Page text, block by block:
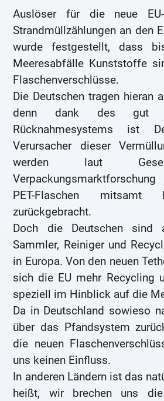
Auslöser für die neue EU-
Strandmüllzählungen an den
wurde festgestellt, dass
Meeresabfälle Kunststoffe
Flaschenverschlüsse.
Die Deutschen tragen hieran
denn dank des gut
Rücknahmesystems ist
Verursacher dieser
werden laut
PET-Flaschen mitsamt
zurückgebracht.
Doch die Deutschen sind
Sammler, Reiniger und
in Europa. Von den neuen
sich die EU mehr Recycling
speziell im Hinblick auf die
Da in Deutschland sowieso
über das Pfandsystem
die neuen
uns keinen Einfluss.
In anderen Ländern ist das
heißt, wir brechen uns